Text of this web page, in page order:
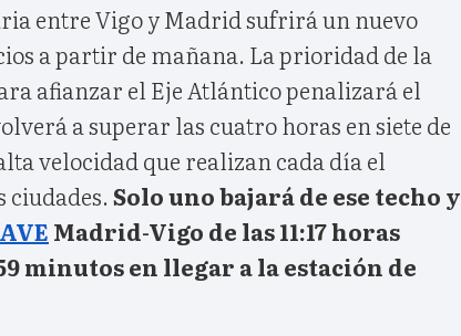
entre Vigo y Madrid sufrirá un nuevo
a partir de mañana. La prioridad de la
afianzar el Eje Atlántico penalizará el
a superar las cuatro horas en siete de
velocidad que realizan cada día el
ciudades.Solo uno bajará de ese techo y
AVE Madrid-Vigo de las 11:17 horas
minutos en llegar a la estación de